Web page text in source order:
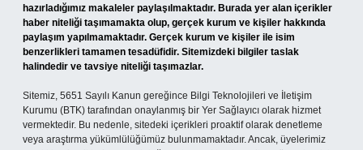
hazırladığımız makaleler paylaşılmaktadır. Burada yer alan içerikler
haber niteliği taşımamakta olup, gerçek kurum ve kişiler hakkında
paylaşım yapılmamaktadır. Gerçek kurum ve kişiler ile isim
benzerlikleri tamamen tesadüfidir. Sitemizdeki bilgiler taslak
halindedir ve tavsiye niteliği taşımazlar.
Sitemiz, 5651 Sayılı Kanun gereğince Bilgi Teknolojileri ve İletişim
Kurumu (BTK) tarafından onaylanmış bir Yer Sağlayıcı olarak hizmet
vermektedir. Bu nedenle, sitedeki içerikleri proaktif olarak denetleme
veya araştırma yükümlülüğümüz bulunmamaktadır. Ancak, üyelerimiz